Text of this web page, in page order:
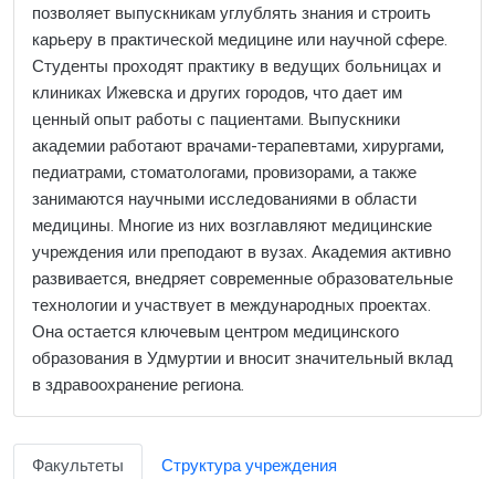
позволяет выпускникам углублять знания и строить
карьеру в практической медицине или научной сфере.
Студенты проходят практику в ведущих больницах и
клиниках Ижевска и других городов, что дает им
ценный опыт работы с пациентами. Выпускники
академии работают врачами-терапевтами, хирургами,
педиатрами, стоматологами, провизорами, а также
занимаются научными исследованиями в области
медицины. Многие из них возглавляют медицинские
учреждения или преподают в вузах. Академия активно
развивается, внедряет современные образовательные
технологии и участвует в международных проектах.
Она остается ключевым центром медицинского
образования в Удмуртии и вносит значительный вклад
в здравоохранение региона.
Факультеты
Структура учреждения